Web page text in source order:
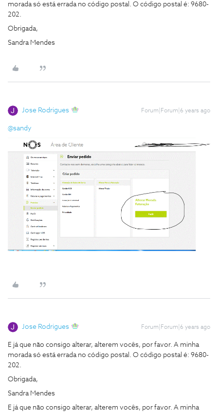
morada só está errada no código postal. O código postal é: 9680-
202.
Obrigada,
Sandra Mendes
Jose Rodrigues Forum|Forum|6 years ago
@sandy
Jose Rodrigues Forum|Forum|6 years ago
E já que não consigo alterar, alterem vocês, por favor. A minha
morada só está errada no código postal. O código postal é: 9680-
202.
Obrigada,
Sandra Mendes
E já que não consigo alterar, alterem vocês, por favor. A minha